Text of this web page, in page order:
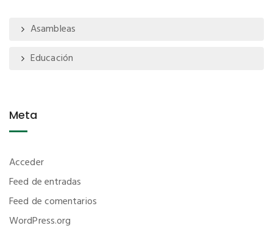
Asambleas
Educación
Meta
Acceder
Feed de entradas
Feed de comentarios
WordPress.org